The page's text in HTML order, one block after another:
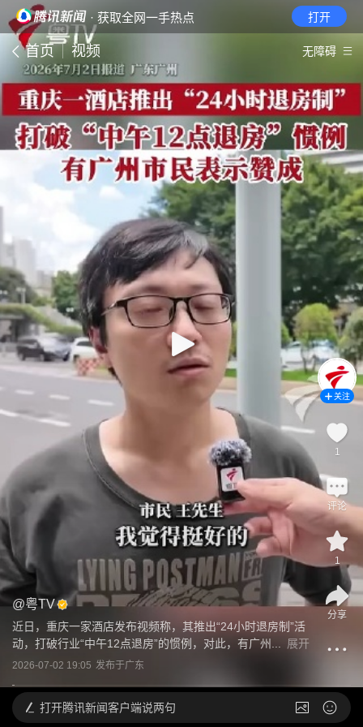
· 获取全网一手热点 打开
首页 视频 无障碍
@粤TV
近日，重庆一家酒店发布视频称，其推出“24小时退房制”活
动，打破行业“中午12点退房”的惯例，对此，有广州...
展开
2026-07-02 19:05 发布于广东
关注
1
评论
1
分享
打开腾讯新闻客户端说两句